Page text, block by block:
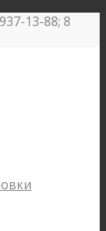
13-88; 8